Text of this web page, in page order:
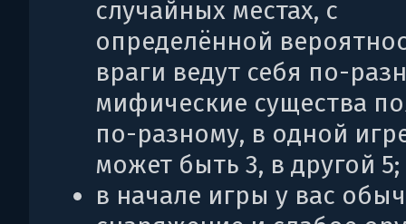
случайных местах, с
определённой
враги ведут себя по-
мифические существа
по-разному, в одной
может быть 3, в другой 5;
в начале игры у вас